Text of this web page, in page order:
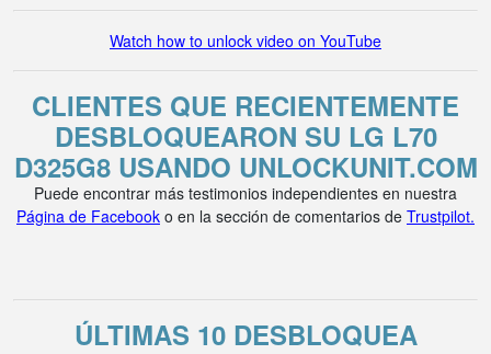
Watch how to unlock video on YouTube
CLIENTES QUE RECIENTEMENTE
DESBLOQUEARON SU LG L70
D325G8 USANDO UNLOCKUNIT.COM
Puede encontrar más testimonios independientes en nuestra
Página de Facebook o en la sección de comentarios de Trustpilot.
ÚLTIMAS 10 DESBLOQUEA